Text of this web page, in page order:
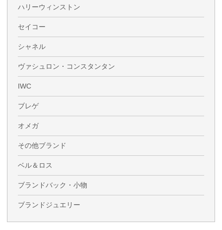
ハリーウィンストン
セイコー
シャネル
ヴァシュロン・コンスタンタン
IWC
ブレゲ
オメガ
その他ブランド
ベル＆ロス
ブランドバック・小物
ブランドジュエリー